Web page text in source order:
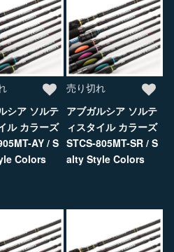
シア ソルテ
ル カラーズ
AY / S
Colors
売り切れ
アブガルシア ソルテ
ィスタイル カラーズ
STCS-805MT-SR / S
alty Style Colors